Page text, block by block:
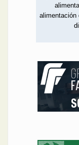
alimentación